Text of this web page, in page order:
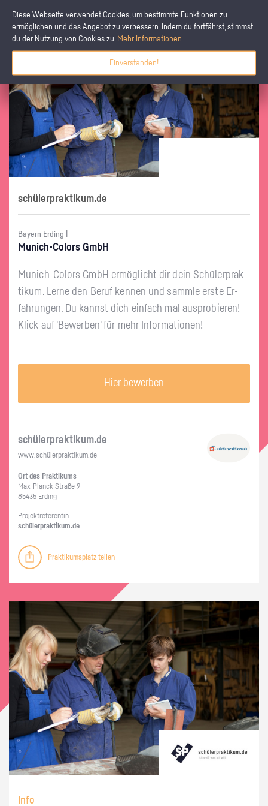
Diese Webseite verwendet Cookies, um bestimmte Funktionen zu
ermöglichen und das Angebot zu verbessern. Indem du fortfährst, stimmst
du der Nutzung von Cookies zu. Mehr Informationen
Einverstanden!
schülerpraktikum.de
Bayern Erding |
Mu­nich-Co­lors GmbH
Mu­nich-Co­lors GmbH er­mög­licht dir dein Schü­ler­prak­
ti­kum. Lerne den Beruf ken­nen und samm­le erste Er­
fah­run­gen. Du kannst dich ein­fach mal aus­pro­bie­ren!
Klick auf 'Be­wer­ben' für mehr In­for­ma­tio­nen!
Hier bewerben
schü­ler­prak­ti­kum.de
www.​schüler​prak​tiku​m.​de
Ort des Prak­ti­kums
Max-Planck-Stra­ße 9
85435 Er­ding
Pro­jekt­re­fe­ren­tin
schü­ler­prak­ti­kum.de
Praktikumsplatz teilen
Info